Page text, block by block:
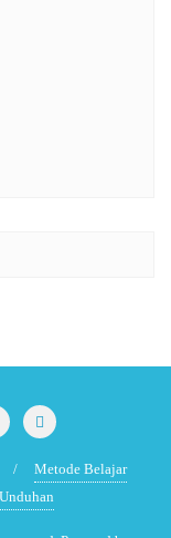
Metode Belajar
Unduhan